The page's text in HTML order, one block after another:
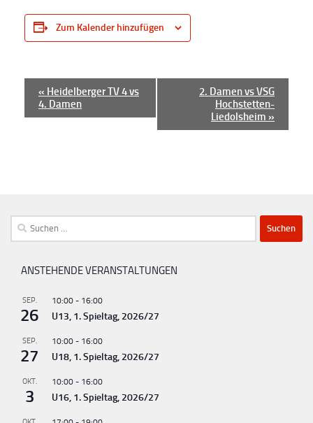
Zum Kalender hinzufügen
a
t
n
-
a
« Heidelberger TV 4 vs
4. Damen
2. Damen vs VSG
Hochstetten-
Liedolsheim »
Suchen
nach:
ANSTEHENDE VERANSTALTUNGEN
SEP.
26
10:00 - 16:00
U13, 1. Spieltag, 2026/27
SEP.
27
10:00 - 16:00
U18, 1. Spieltag, 2026/27
OKT.
3
10:00 - 16:00
U16, 1. Spieltag, 2026/27